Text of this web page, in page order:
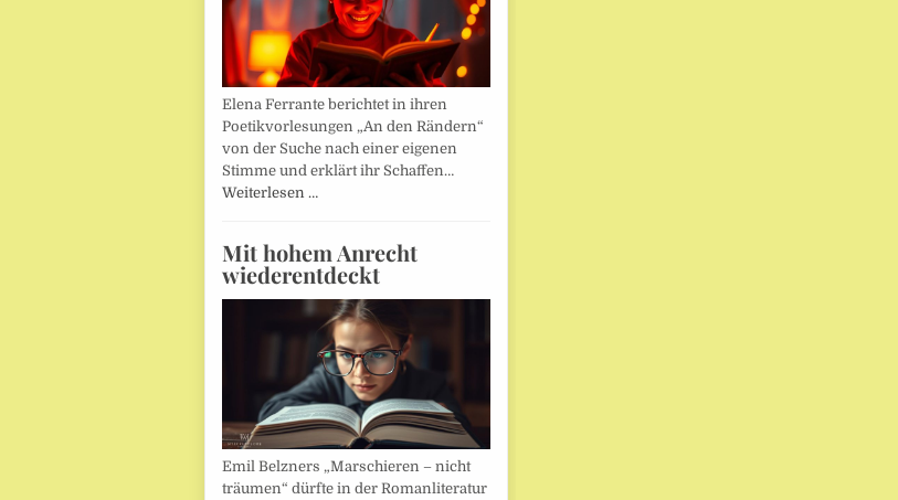
Elena Ferrante berichtet in ihren
Poetikvorlesungen „An den Rändern“
von der Suche nach einer eigenen
Stimme und erklärt ihr Schaffen…
Weiterlesen …
Mit hohem Anrecht
wiederentdeckt
Emil Belzners „Marschieren – nicht
träumen“ dürfte in der Romanliteratur